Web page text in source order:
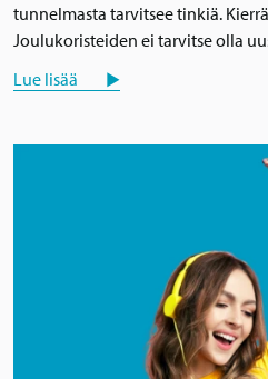
tunnelmasta tarvitsee tinkiä.
Joulukoristeiden ei tarvitse olla
Lue lisää